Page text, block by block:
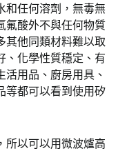
和任何溶劑，無毒無
氟酸外不與任何物質
其他同類材料難以取
、化學性質穩定、有
用品、廚房用具、
等都可以看到使用矽
所以可以用微波爐高